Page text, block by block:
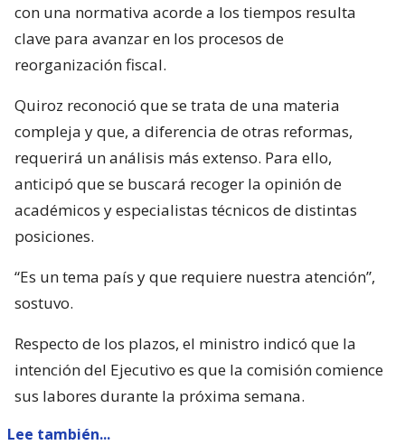
con una normativa acorde a los tiempos resulta
clave para avanzar en los procesos de
reorganización fiscal.
Quiroz reconoció que se trata de una materia
compleja y que, a diferencia de otras reformas,
requerirá un análisis más extenso. Para ello,
anticipó que se buscará recoger la opinión de
académicos y especialistas técnicos de distintas
posiciones.
“Es un tema país y que requiere nuestra atención”,
sostuvo.
Respecto de los plazos, el ministro indicó que la
intención del Ejecutivo es que la comisión comience
sus labores durante la próxima semana.
Lee también...